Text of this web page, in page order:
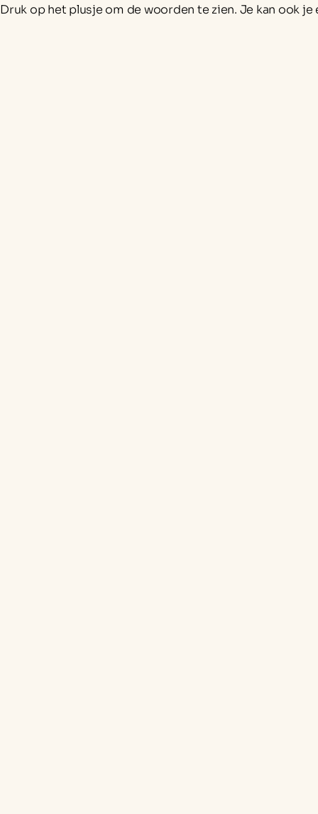
Druk op het plusje om de woorden te zien. Je kan ook